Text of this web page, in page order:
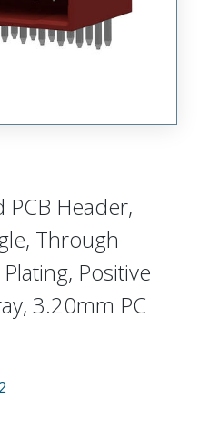
Header,
Through
Positive
3.20mm PC